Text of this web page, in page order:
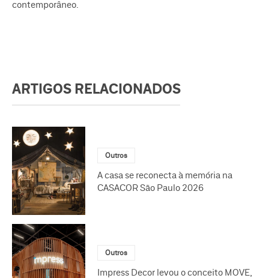
contemporâneo.
ARTIGOS RELACIONADOS
Outros
A casa se reconecta à memória na
CASACOR São Paulo 2026
Outros
Impress Decor levou o conceito MOVE,